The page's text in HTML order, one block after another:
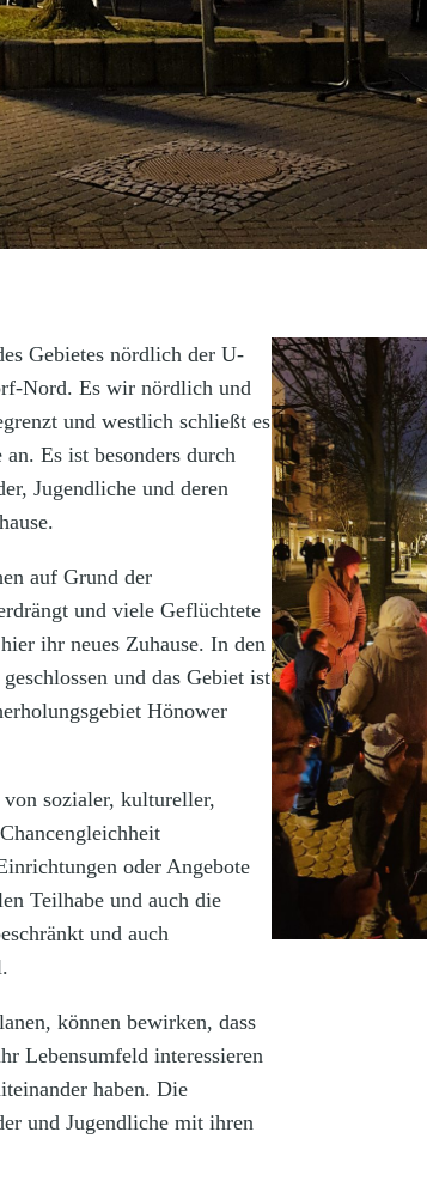
Gebietes nördlich der U-
Nord. Es wir nördlich und
und westlich schließt es
Es ist besonders durch
Jugendliche und deren
auf Grund der
und viele Geflüchtete
ihr neues Zuhause. In den
und das Gebiet ist
Hönower
sozialer, kultureller,
oder Angebote
Teilhabe und auch die
und auch
können bewirken, dass
Lebensumfeld interessieren
haben. Die
und Jugendliche mit ihren